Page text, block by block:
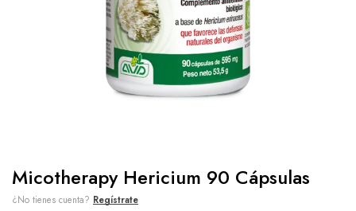
Micotherapy Hericium 90 Cápsulas
¿No tienes cuenta? Regístrate